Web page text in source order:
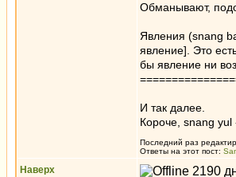
Обманывают,
Явления (snang
явление]. Это
бы явление ни
И так далее.
Короче, snang yul
Последний раз
Ответы на этот пост:
Наверх